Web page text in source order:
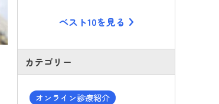
ベスト10を見る
カテゴリー
オンライン診療紹介